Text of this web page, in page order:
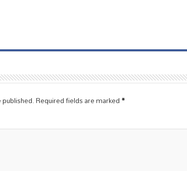
Required fields are marked*